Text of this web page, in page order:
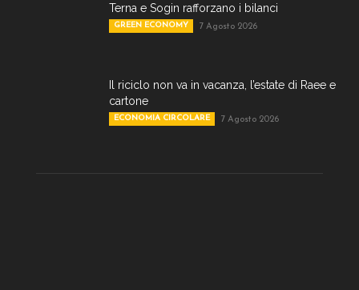
Terna e Sogin rafforzano i bilanci
GREEN ECONOMY 7 Agosto 2026
Il riciclo non va in vacanza, l’estate di Raee e
cartone
ECONOMIA CIRCOLARE 7 Agosto 2026